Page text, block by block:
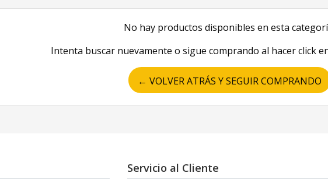
No hay productos disponibles en esta
Intenta buscar nuevamente o sigue comprando al hacer click
← VOLVER ATRÁS Y SEGUIR COMPRANDO
Servicio al Cliente